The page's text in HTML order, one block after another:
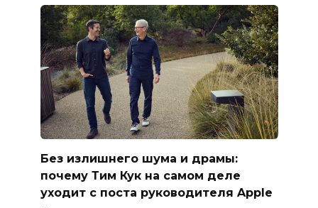
Без излишнего шума и драмы:
почему Тим Кук на самом деле
уходит с поста руководителя Apple